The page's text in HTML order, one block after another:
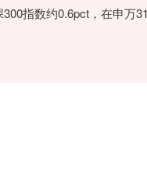
指数约0.6pct，在申万